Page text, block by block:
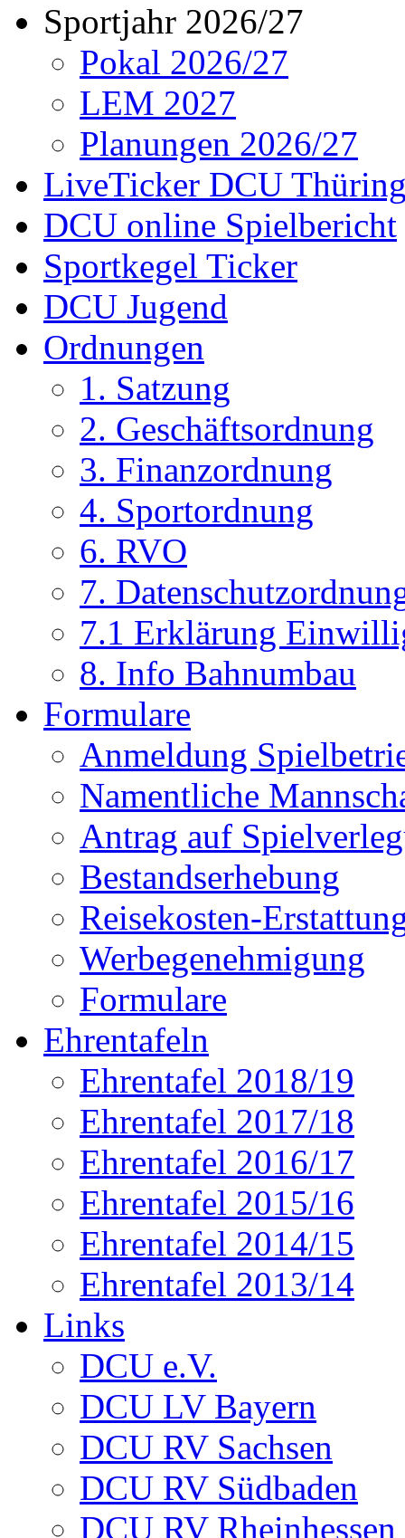
Sportjahr 2026/27
Pokal 2026/27
LEM 2027
Planungen 2026/27
LiveTicker DCU
DCU online Spielbericht
Sportkegel Ticker
DCU Jugend
Ordnungen
1. Satzung
2. Geschäftsordnung
3. Finanzordnung
4. Sportordnung
6. RVO
7.
7.1 Erklärung
8. Info Bahnumbau
Formulare
Anmeldung
Namentliche
Antrag auf
Bestandserhebung
Reisekosten-
Werbegenehmigung
Formulare
Ehrentafeln
Ehrentafel 2018/19
Ehrentafel 2017/18
Ehrentafel 2016/17
Ehrentafel 2015/16
Ehrentafel 2014/15
Ehrentafel 2013/14
Links
DCU e.V.
DCU LV Bayern
DCU RV Sachsen
DCU RV Südbaden
DCU RV